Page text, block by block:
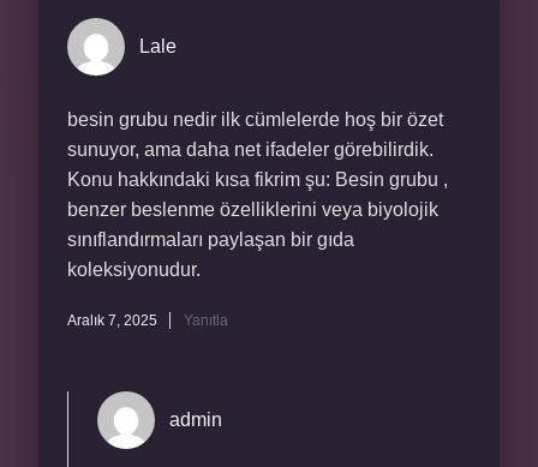
Lale
besin grubu nedir ilk cümlelerde hoş bir özet
sunuyor, ama daha net ifadeler görebilirdik.
Konu hakkındaki kısa fikrim şu: Besin grubu ,
benzer beslenme özelliklerini veya biyolojik
sınıflandırmaları paylaşan bir gıda
koleksiyonudur.
Aralık 7, 2025 Yanıtla
admin